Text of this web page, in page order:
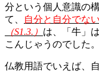
分という個人意識の
て、
自分と自分でな
（S1.3. ） は、「牛」
こんじゃうのでした。
仏教用語でいえば、